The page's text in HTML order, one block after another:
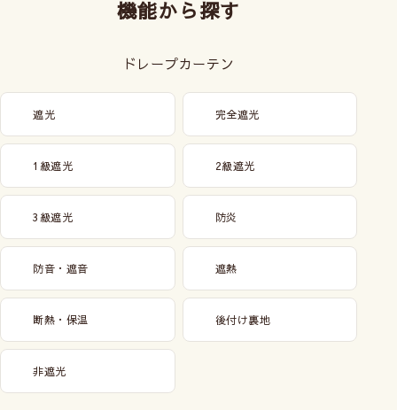
機能から探す
ドレープカーテン
遮光 完全遮光
1級遮光 2級遮光
3級遮光 防炎
防音・遮音 遮熱
断熱・保温 後付け裏地
非遮光